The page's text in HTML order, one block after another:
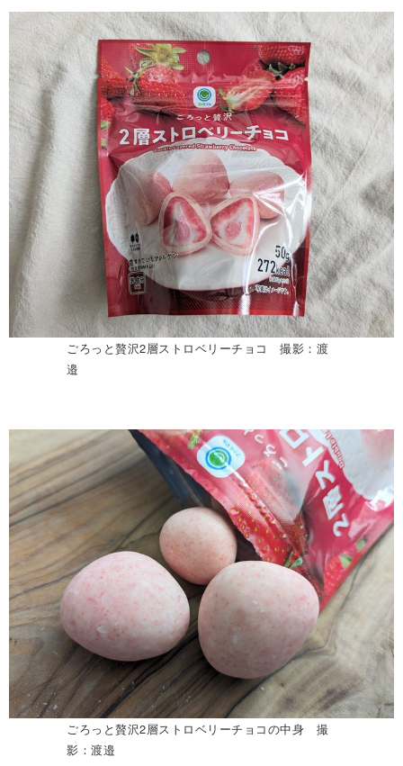
ごろっと贅沢2層ストロベリーチョコ 撮影：渡
邉
ごろっと贅沢2層ストロベリーチョコの中身 撮
影：渡邉